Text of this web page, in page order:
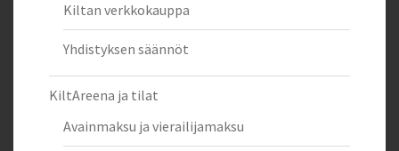
Kiltan verkkokauppa
Yhdistyksen säännöt
KiltAreena ja tilat
Avainmaksu ja vierailijamaksu